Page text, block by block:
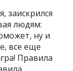
заискрился
людям:
ну и
все еще
Правила